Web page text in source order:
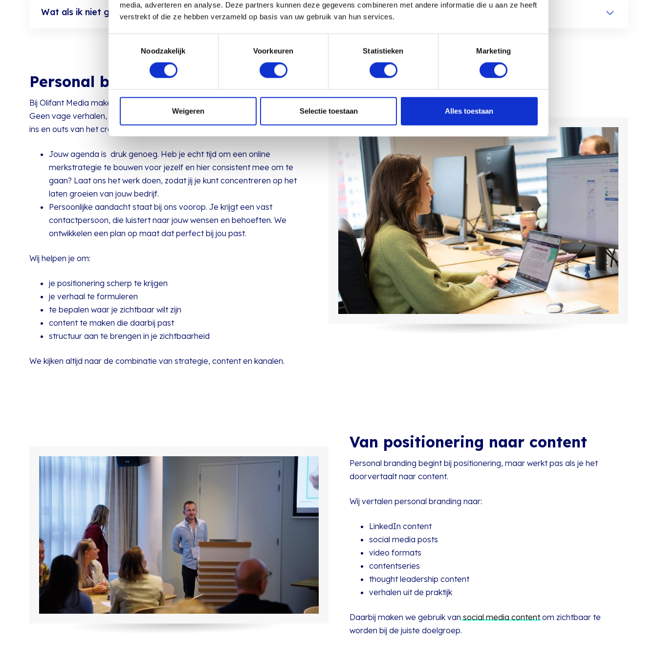
media, adverteren en analyse. Deze partners kunnen deze gegevens combineren met andere informatie die u aan ze heeft
verstrekt of die ze hebben verzameld op basis van uw gebruik van hun services.
Noodzakelijk
Voorkeuren Statistieken Marketing
Weigeren Selectie toestaan Alles toestaan
Wat als ik niet graag op de voorgrond treed?
Personal branding bij Olifant Media
Bij Olifant Media maken we personal branding concreet en uitvoerbaar.
Geen vage verhalen, maar duidelijke keuzes. Onze specialisten kennen de
ins en outs van het creëren van een sterk online merk.
Jouw agenda is druk genoeg. Heb je echt tijd om een online
merkstrategie te bouwen voor jezelf en hier consistent mee om te
gaan? Laat ons het werk doen, zodat jij je kunt concentreren op het
laten groeien van jouw bedrijf.
Persoonlijke aandacht staat bij ons voorop. Je krijgt een vast
contactpersoon, die luistert naar jouw wensen en behoeften. We
ontwikkelen een plan op maat dat perfect bij jou past.
Wij helpen je om:
je positionering scherp te krijgen
je verhaal te formuleren
te bepalen waar je zichtbaar wilt zijn
content te maken die daarbij past
structuur aan te brengen in je zichtbaarheid
We kijken altijd naar de combinatie van strategie, content en kanalen.
Van positionering naar content
Personal branding begint bij positionering, maar werkt pas als je het
doorvertaalt naar content.
Wij vertalen personal branding naar:
LinkedIn content
social media posts
video formats
contentseries
thought leadership content
verhalen uit de praktijk
Daarbij maken we gebruik vansocial media contentom zichtbaar te
worden bij de juiste doelgroep.